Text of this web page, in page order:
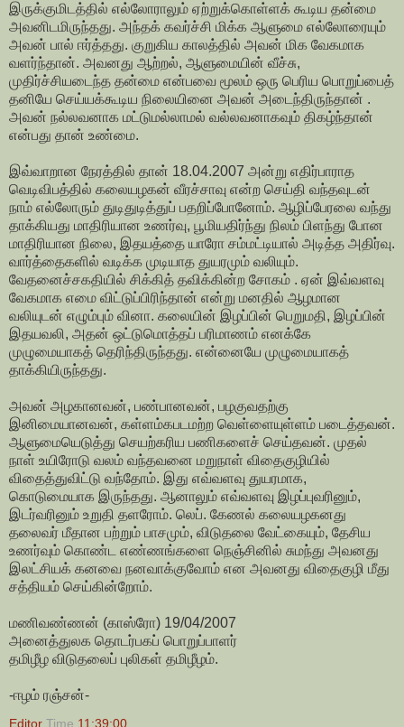
இருக்குமிடத்தில் எல்லோராலும் ஏற்றுக்கொள்ளக் கூடிய தன்மை
அவனிடமிருந்தது. அந்தக் கவர்ச்சி மிக்க ஆளுமை எல்லோரையும்
அவன் பால் ஈர்த்தது. குறுகிய காலத்தில் அவன் மிக வேகமாக
வளர்ந்தான். அவனது ஆற்றல், ஆளுமையின் வீச்சு,
முதிர்ச்சியடைந்த தன்மை என்பவை மூலம் ஒரு பெரிய பொறுப்பைத்
தனியே செய்யக்கூடிய நிலையினை அவன் அடைந்திருந்தான் .
அவன் நல்லவனாக மட்டுமல்லாமல் வல்லவனாகவும் திகழ்ந்தான்
என்பது தான் உண்மை.
இவ்வாறான நேரத்தில் தான் 18.04.2007 அன்று எதிர்பாராத
வெடிவிபத்தில் கலையழகன் வீரச்சாவு என்ற செய்தி வந்தவுடன்
நாம் எல்லோரும் துடிதுடித்துப் பதறிப்போனோம். ஆழிப்பேரலை வந்து
தாக்கியது மாதிரியான உணர்வு, பூமியதிர்ந்து நிலம் பிளந்து போன
மாதிரியான நிலை, இதயத்தை யாரோ சம்மட்டியால் அடித்த அதிர்வு.
வார்த்தைகளில் வடிக்க முடியாத துயரமும் வலியும்.
வேதனைச்சகதியில் சிக்கித் தவிக்கின்ற சோகம் . ஏன் இவ்வளவு
வேகமாக எமை விட்டுப்பிரிந்தான் என்று மனதில் ஆழமான
வலியுடன் எழும்பும் வினா. கலையின் இழப்பின் பெறுமதி, இழப்பின்
இதயவலி, அதன் ஒட்டுமொத்தப் பரிமாணம் எனக்கே
முழுமையாகத் தெரிந்திருந்தது. என்னையே முழுமையாகத்
தாக்கியிருந்தது.
அவன் அழகானவன், பண்பானவன், பழகுவதற்கு
இனிமையானவன், கள்ளம்கபடமற்ற வெள்ளையுள்ளம் படைத்தவன்.
ஆளுமையெடுத்து செயற்கரிய பணிகளைச் செய்தவன். முதல்
நாள் உயிரோடு வலம் வந்தவனை மறுநாள் விதைகுழியில்
விதைத்துவிட்டு வந்தோம். இது எவ்வளவு துயரமாக,
கொடுமையாக இருந்தது. ஆனாலும் எவ்வளவு இழப்புவரினும்,
இடர்வரினும் உறுதி தளரோம். லெப். கேணல் கலையழகனது
தலைவர் மீதான பற்றும் பாசமும், விடுதலை வேட்கையும், தேசிய
உணர்வும் கொண்ட எண்ணங்களை நெஞ்சினில் சுமந்து அவனது
இலட்சியக் கனவை நனவாக்குவோம் என அவனது விதைகுழி மீது
சத்தியம் செய்கின்றோம்.
மணிவண்ணன் (காஸ்ரோ) 19/04/2007
அனைத்துலக தொடர்பகப் பொறுப்பாளர்
தமிழீழ விடுதலைப் புலிகள் தமிழீழம்.
-ஈழம் ரஞ்சன்-
Editor Time 11:39:00